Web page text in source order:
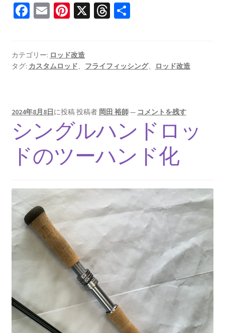
みFa
o
o
E
l
Pi
es
t
X T
ds
共
カテゴリー: ロッド改造
タグ: カスタムロッド、 フライフィッシング、 ロッド改造
2024年8月8日 に投稿投稿者 岡田 裕師— コメントを残す
シングルハンドロッ
ドのツーハンド化